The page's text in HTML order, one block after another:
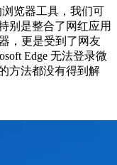
浏览器工具，我们可
别是整合了网红应用
，更是受到了网友
Edge 无法登录微
方法都没有得到解